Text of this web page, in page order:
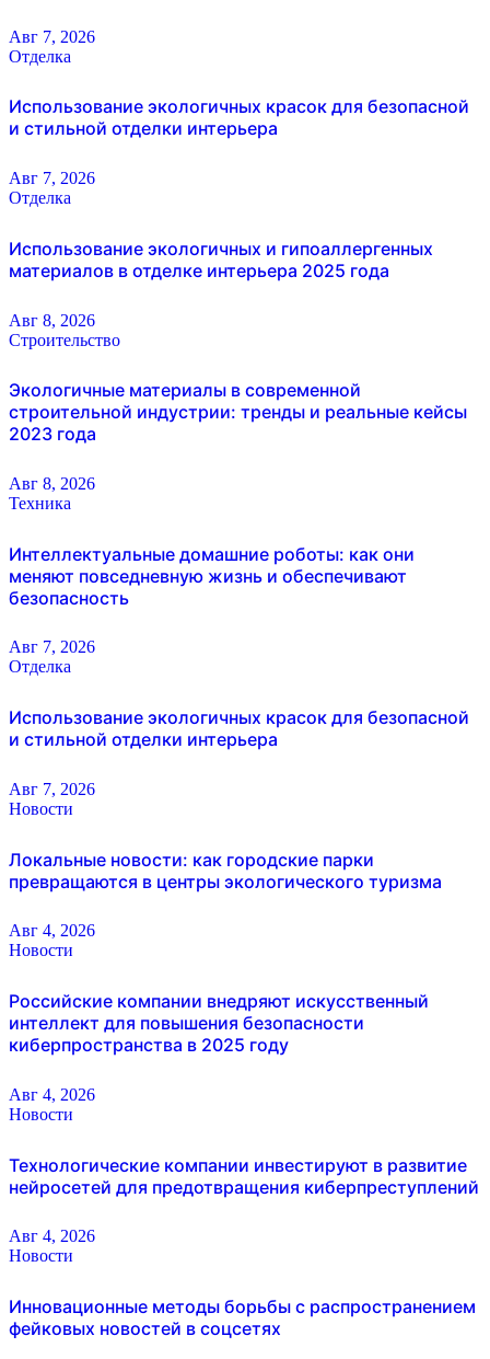
Авг 7, 2026
Отделка
Использование экологичных красок для безопасной
и стильной отделки интерьера
Авг 7, 2026
Отделка
Использование экологичных и гипоаллергенных
материалов в отделке интерьера 2025 года
Авг 8, 2026
Строительство
Экологичные материалы в современной
строительной индустрии: тренды и реальные кейсы
2023 года
Авг 8, 2026
Техника
Интеллектуальные домашние роботы: как они
меняют повседневную жизнь и обеспечивают
безопасность
Авг 7, 2026
Отделка
Использование экологичных красок для безопасной
и стильной отделки интерьера
Авг 7, 2026
Новости
Локальные новости: как городские парки
превращаются в центры экологического туризма
Авг 4, 2026
Новости
Российские компании внедряют искусственный
интеллект для повышения безопасности
киберпространства в 2025 году
Авг 4, 2026
Новости
Технологические компании инвестируют в развитие
нейросетей для предотвращения киберпреступлений
Авг 4, 2026
Новости
Инновационные методы борьбы с распространением
фейковых новостей в соцсетях